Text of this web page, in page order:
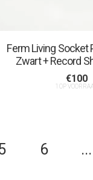
Ferm Living Socket
Zwart + Record
€100
1 OP
6 ...